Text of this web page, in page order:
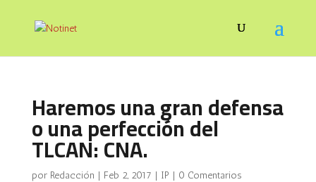
Haremos una gran defensa
o una perfección del
TLCAN: CNA.
por Redacción | Feb 2, 2017 | IP | 0 Comentarios